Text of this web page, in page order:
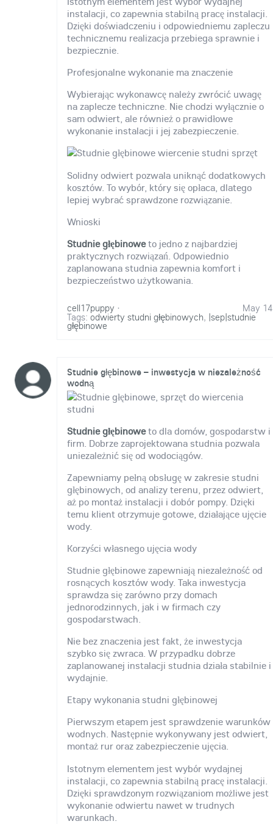
instalacji, co zapewnia stabilną pracę instalacji.
Dzięki doświadczeniu i odpowiedniemu zapleczu
technicznemu realizacja przebiega sprawnie i
bezpiecznie.
Profesjonalne wykonanie ma znaczenie
Wybierając wykonawcę należy zwrócić uwagę
na zaplecze techniczne. Nie chodzi wyłącznie o
sam odwiert, ale również o prawidłowe
wykonanie instalacji i jej zabezpieczenie.
Solidny odwiert pozwala uniknąć dodatkowych
kosztów. To wybór, który się opłaca, dlatego
lepiej wybrać sprawdzone rozwiązanie.
Wnioski
Studnie głębinoweto jedno z najbardziej
praktycznych rozwiązań. Odpowiednio
zaplanowana studnia zapewnia komfort i
bezpieczeństwo użytkowania.
cell17puppy May 14
·
Tags: odwierty studni głębinowych, |sep|studnie
głębinowe
Studnie głębinowe – inwestycja w niezależność
wodną
Studnie głębinoweto dla domów, gospodarstw i
firm. Dobrze zaprojektowana studnia pozwala
uniezależnić się od wodociągów.
Zapewniamy pełną obsługę w zakresie studni
głębinowych, od analizy terenu, przez odwiert,
aż po montaż instalacji i dobór pompy. Dzięki
temu klient otrzymuje gotowe, działające ujęcie
wody.
Korzyści własnego ujęcia wody
Studnie głębinowe zapewniają niezależność od
rosnących kosztów wody. Taka inwestycja
sprawdza się zarówno przy domach
jednorodzinnych, jak i w firmach czy
gospodarstwach.
Nie bez znaczenia jest fakt, że inwestycja
szybko się zwraca. W przypadku dobrze
zaplanowanej instalacji studnia działa stabilnie i
wydajnie.
Etapy wykonania studni głębinowej
Pierwszym etapem jest sprawdzenie warunków
wodnych. Następnie wykonywany jest odwiert,
montaż rur oraz zabezpieczenie ujęcia.
Istotnym elementem jest wybór wydajnej
instalacji, co zapewnia stabilną pracę instalacji.
Dzięki sprawdzonym rozwiązaniom możliwe jest
wykonanie odwiertu nawet w trudnych
warunkach.